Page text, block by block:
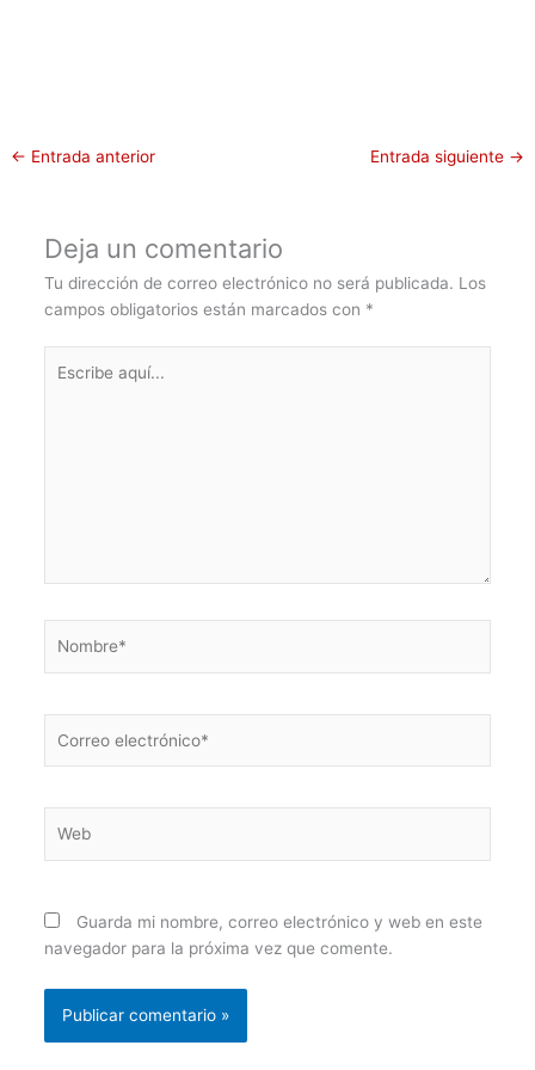
← Entrada anterior Entrada siguiente →
Deja un comentario
Tu dirección de correo electrónico no será publicada. Los
campos obligatorios están marcados con *
aquí...
electrónico*
Guarda mi nombre, correo electrónico y web en este
navegador para la próxima vez que comente.